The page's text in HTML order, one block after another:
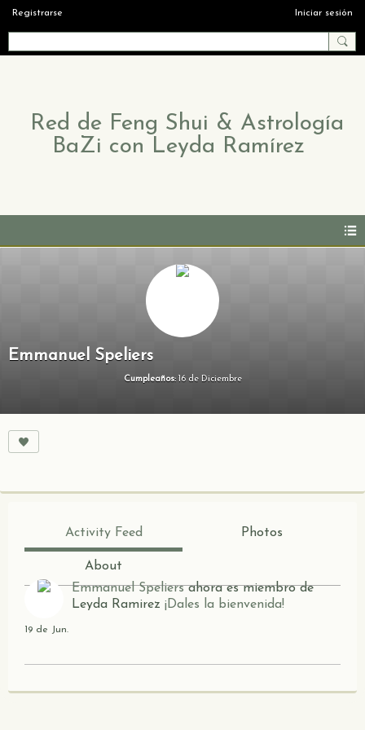
Registrarse Iniciar sesión
Red de Feng Shui & Astrología
BaZi con Leyda Ramírez
Emmanuel Speliers
Cumpleaños:16 de Diciembre
Activity Feed Photos
About
Emmanuel Speliersahora es miembro de
Leyda Ramirez ¡Dales la bienvenida!
19 de Jun.